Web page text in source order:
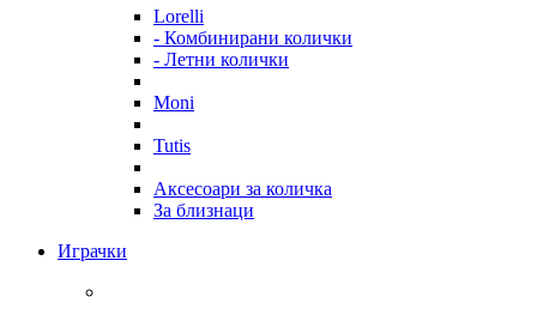
Lorelli
- Комбинирани колички
- Летни колички
Moni
Tutis
Аксесоари за количка
За близнаци
Играчки